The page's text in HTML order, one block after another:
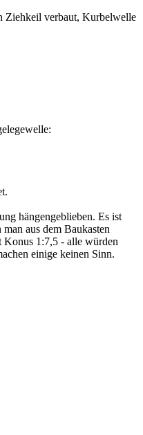
Ziehkeil verbaut, Kurbelwelle
hängengeblieben. Es ist
aus dem Baukasten
Konus 1:7,5 - alle würden
einige keinen Sinn.